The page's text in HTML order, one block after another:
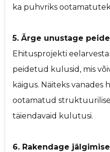
ka puhvriks
5. Ärge unustage
Ehitusprojekti
peidetud kulusid, mis
käigus. Näiteks vanades
ootamatud
täiendavaid kulutusi.
6. Rakendage